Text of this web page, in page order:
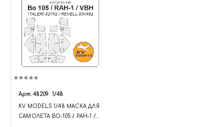
Арт. 48209 1/48
KV MODELS 1/48 МАСКА ДЛЯ
САМОЛЕТА BO-105 / PAH-1 /